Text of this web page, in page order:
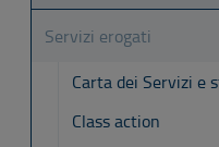
Servizi erogati
Carta dei Servizi e
Class action